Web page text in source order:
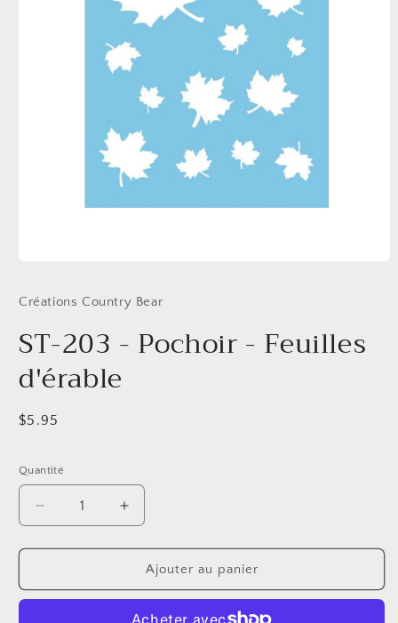
média
1
une
fenêtre
Créations Country Bear
ST-203 - Pochoir - Feuilles
d'érable
Prix
$5.95
Quantité
Réduire
la
quantité
ST-
Augmenter
la
quantité
ST-
Ajouter au panier